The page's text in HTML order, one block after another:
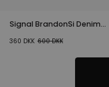
Signal BrandonSi Denim
360 DKK 600DKK